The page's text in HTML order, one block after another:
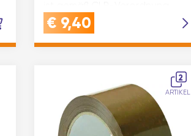
nicht eingestuft. Material:
Polypropylen Bands…
€ 9,40
2
ARTIKEL